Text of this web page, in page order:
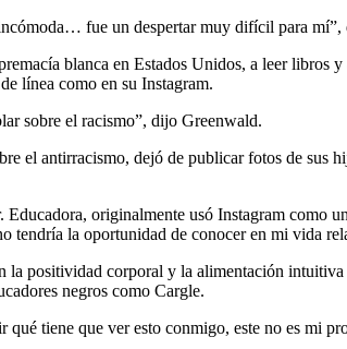
fue un despertar muy difícil para
blanca en Estados Unidos, a leer
línea como en su Instagram.
sobre el racismo”, dijo Greenwald.
el antirracismo, dejó de publicar fotos de
originalmente usó Instagram como
tendría la oportunidad de conocer en mi vida
la positividad corporal y la alimentación
negros como Cargle.
tiene que ver esto conmigo, este no es mi